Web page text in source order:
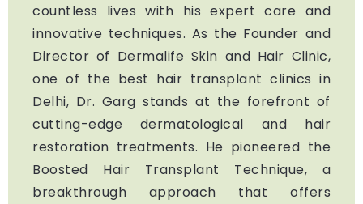
countless lives with his expert care and
innovative techniques. As the Founder and
Director of Dermalife Skin and Hair Clinic,
one of the best hair transplant clinics in
Delhi, Dr. Garg stands at the forefront of
cutting-edge dermatological and hair
restoration treatments. He pioneered the
Boosted Hair Transplant Technique, a
breakthrough approach that offers